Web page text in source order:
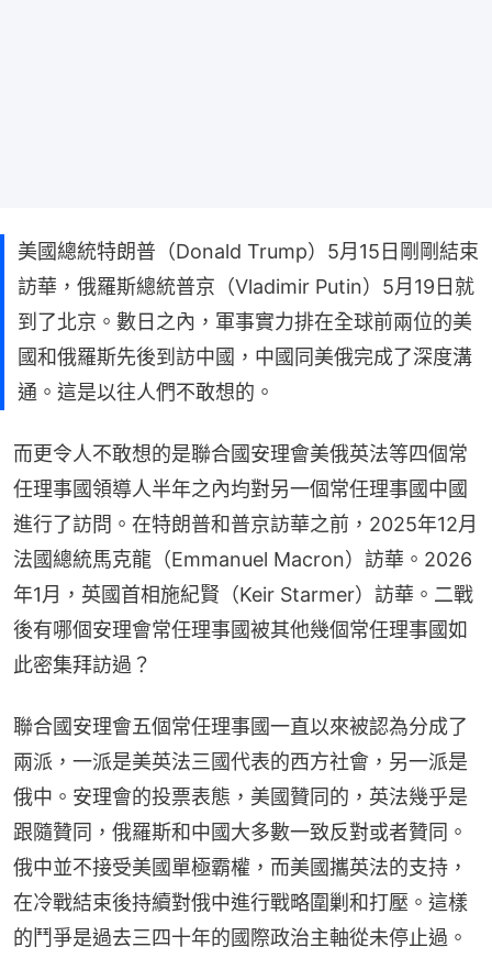
美國總統特朗普（Donald Trump）5月15日剛剛結束
訪華，俄羅斯總統普京（Vladimir Putin）5月19日就
到了北京。數日之內，軍事實力排在全球前兩位的美
國和俄羅斯先後到訪中國，中國同美俄完成了深度溝
通。這是以往人們不敢想的。
而更令人不敢想的是聯合國安理會美俄英法等四個常
任理事國領導人半年之內均對另一個常任理事國中國
進行了訪問。在特朗普和普京訪華之前，2025年12月
法國總統馬克龍（Emmanuel Macron）訪華。2026
年1月，英國首相施紀賢（Keir Starmer）訪華。二戰
後有哪個安理會常任理事國被其他幾個常任理事國如
此密集拜訪過？
聯合國安理會五個常任理事國一直以來被認為分成了
兩派，一派是美英法三國代表的西方社會，另一派是
俄中。安理會的投票表態，美國贊同的，英法幾乎是
跟隨贊同，俄羅斯和中國大多數一致反對或者贊同。
俄中並不接受美國單極霸權，而美國攜英法的支持，
在冷戰結束後持續對俄中進行戰略圍剿和打壓。這樣
的鬥爭是過去三四十年的國際政治主軸從未停止過。